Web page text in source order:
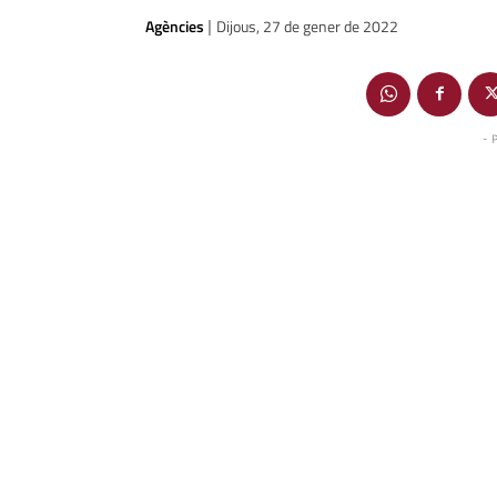
Agències | Dijous, 27 de gener de 2022
-